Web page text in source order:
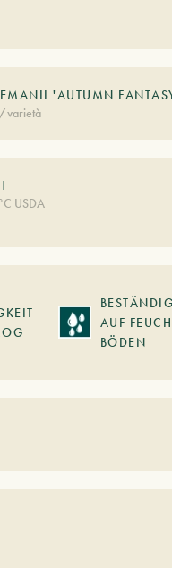
'AUTUMN
varietà
USDA
AUF
BÖDEN